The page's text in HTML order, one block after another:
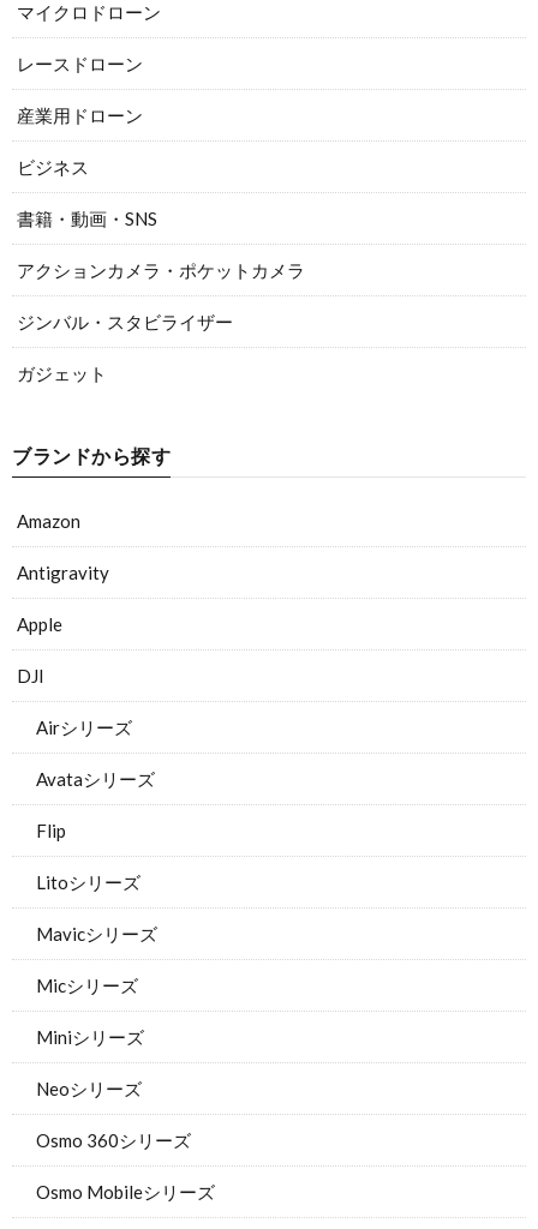
マイクロドローン
レースドローン
産業用ドローン
ビジネス
書籍・動画・SNS
アクションカメラ・ポケットカメラ
ジンバル・スタビライザー
ガジェット
ブランドから探す
Amazon
Antigravity
Apple
DJI
Airシリーズ
Avataシリーズ
Flip
Litoシリーズ
Mavicシリーズ
Micシリーズ
Miniシリーズ
Neoシリーズ
Osmo 360シリーズ
Osmo Mobileシリーズ